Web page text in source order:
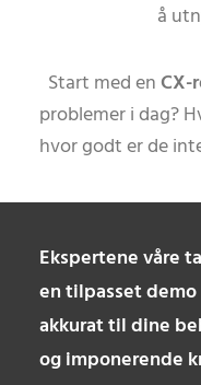
å
Start med enCX-
problemer i dag?
hvor godt er de
Ekspertene våre
en tilpasset demo
akkurat til dine
og imponerende